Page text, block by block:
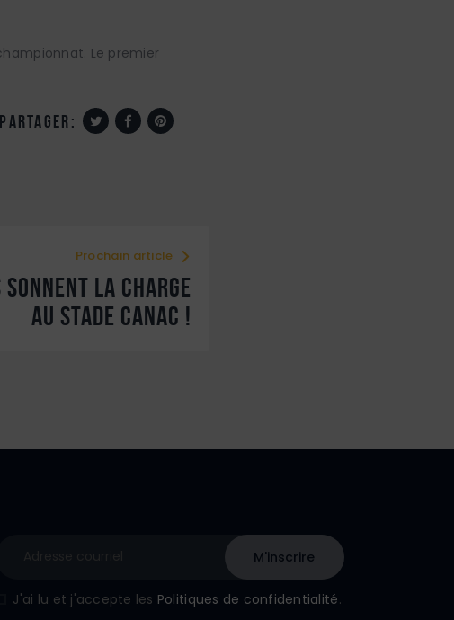
Le premier
partager:
Prochain article
LA CHARGE
AU STADE CANAC !
J'ai lu et j'accepte les Politiques de confidentialité.